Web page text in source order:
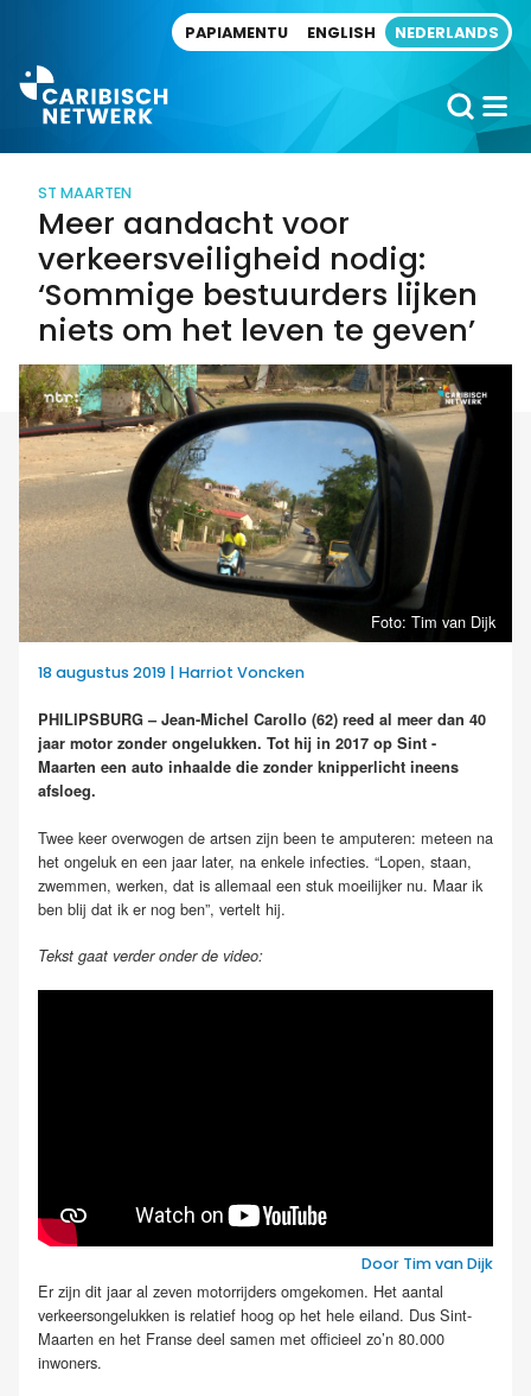
PAPIAMENTU ENGLISH NEDERLANDS
ST MAARTEN
Meer aandacht voor
verkeersveiligheid nodig:
‘Sommige bestuurders lijken
niets om het leven te geven’
Foto: Tim van Dijk
18 augustus 2019 | Harriot Voncken
PHILIPSBURG – Jean-Michel Carollo (62) reed al meer dan 40
jaar motor zonder ongelukken. Tot hij in 2017 op Sint -
Maarten een auto inhaalde die zonder knipperlicht ineens
afsloeg.
Twee keer overwogen de artsen zijn been te amputeren: meteen na
het ongeluk en een jaar later, na enkele infecties. “Lopen, staan,
zwemmen, werken, dat is allemaal een stuk moeilijker nu. Maar ik
ben blij dat ik er nog ben”, vertelt hij.
Tekst gaat verder onder de video:
Door Tim van Dijk
Er zijn dit jaar al zeven motorrijders omgekomen. Het aantal
verkeersongelukken is relatief hoog op het hele eiland. Dus Sint-
Maarten en het Franse deel samen met officieel zo’n 80.000
inwoners.